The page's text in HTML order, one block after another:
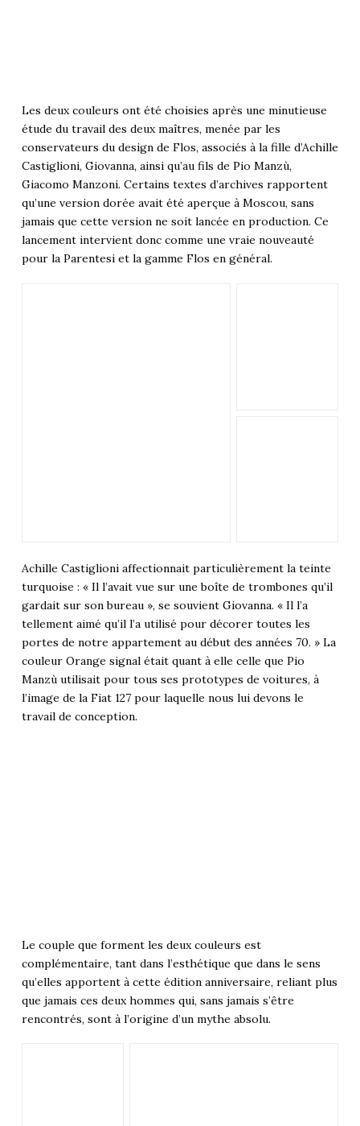
Les deux couleurs ont été choisies après une minutieuse
étude du travail des deux maîtres, menée par les
conservateurs du design de Flos, associés à la fille d’Achille
Castiglioni, Giovanna, ainsi qu’au fils de Pio Manzù,
Giacomo Manzoni. Certains textes d’archives rapportent
qu’une version dorée avait été aperçue à Moscou, sans
jamais que cette version ne soit lancée en production. Ce
lancement intervient donc comme une vraie nouveauté
pour la Parentesi et la gamme Flos en général.
Achille Castiglioni affectionnait particulièrement la teinte
turquoise : « Il l’avait vue sur une boîte de trombones qu’il
gardait sur son bureau », se souvient Giovanna. « Il l’a
tellement aimé qu’il l’a utilisé pour décorer toutes les
portes de notre appartement au début des années 70. » La
couleur Orange signal était quant à elle celle que Pio
Manzù utilisait pour tous ses prototypes de voitures, à
l’image de la Fiat 127 pour laquelle nous lui devons le
travail de conception.
Le couple que forment les deux couleurs est
complémentaire, tant dans l’esthétique que dans le sens
qu’elles apportent à cette édition anniversaire, reliant plus
que jamais ces deux hommes qui, sans jamais s’être
rencontrés, sont à l’origine d’un mythe absolu.